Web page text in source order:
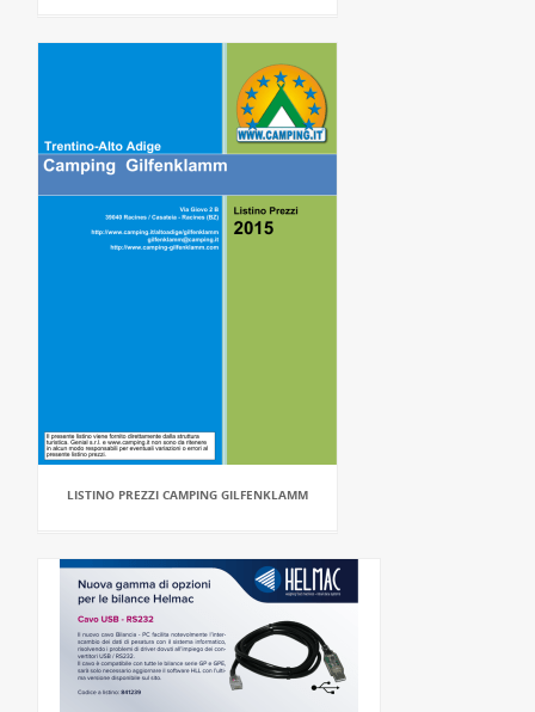
LISTINO PREZZI CAMPING GILFENKLAMM